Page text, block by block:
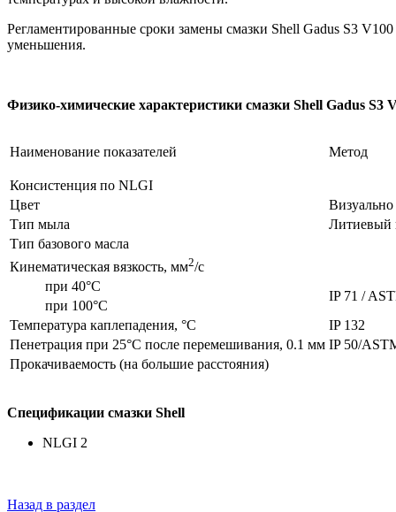
Регламентированные сроки замены смазки Shell Gadus S3
уменьшения.
Физико-химические характеристики смазки Shell Gadus S3
Наименование показателей Метод
Консистенция по NLGI
Цвет
Визуально
Тип мыла
Литиевый
Тип базового масла
Кинематическая вязкость, мм2/с
при 40°C
IP 71 /
при 100°C
Температура каплепадения, °С
IP 132
Пенетрация при 25°C после перемешивания, 0.1 мм IP 50/
Прокачиваемость (на большие расстояния)
Спецификации смазки Shell
NLGI 2
Назад в раздел